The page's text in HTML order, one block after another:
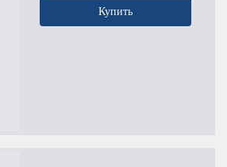
Купить